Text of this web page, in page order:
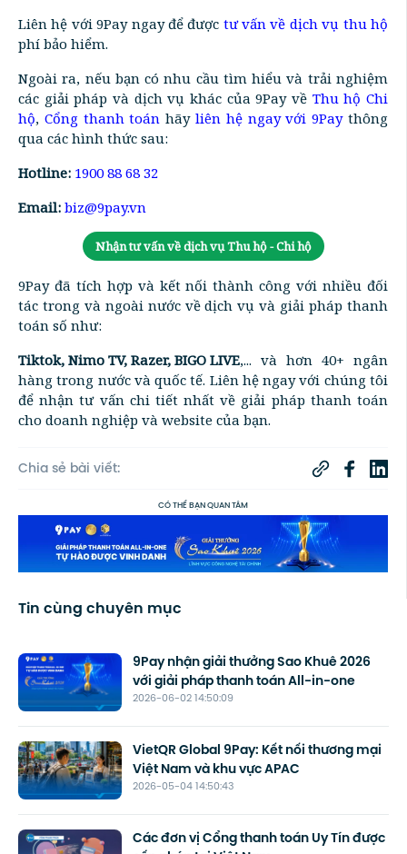
Liên hệ với 9Pay ngay để được tư vấn về dịch vụ thu hộ
phí bảo hiểm.
Ngoài ra, nếu bạn có nhu cầu tìm hiểu và trải nghiệm
các giải pháp và dịch vụ khác của 9Pay về Thu hộ Chi
hộ, Cổng thanh toán hãyliên hệ ngay với 9Paythông
qua các hình thức sau:
Hotline: 1900 88 68 32
Email: biz@9pay.vn
Nhận tư vấn về dịch vụ Thu hộ - Chi hộ
9Pay đã tích hợp và kết nối thành công với nhiều đối
tác trong và ngoài nước về dịch vụ và giải pháp thanh
toán số như:
Tiktok, Nimo TV, Razer, BIGO LIVE,... và hơn 40+ ngân
hàng trong nước và quốc tế. Liên hệ ngay với chúng tôi
để nhận tư vấn chi tiết nhất về giải pháp thanh toán
cho doanh nghiệp và website của bạn.
Chia sẻ bài viết:
CÓ THỂ BẠN QUAN TÂM
Tin cùng chuyên mục
2026-06-02 14:50:09
9Pay nhận giải thưởng Sao Khuê 2026
với giải pháp thanh toán All-in-one
2026-05-04 14:50:43
VietQR Global 9Pay: Kết nối thương mại
Việt Nam và khu vực APAC
Các đơn vị Cổng thanh toán Uy Tín được